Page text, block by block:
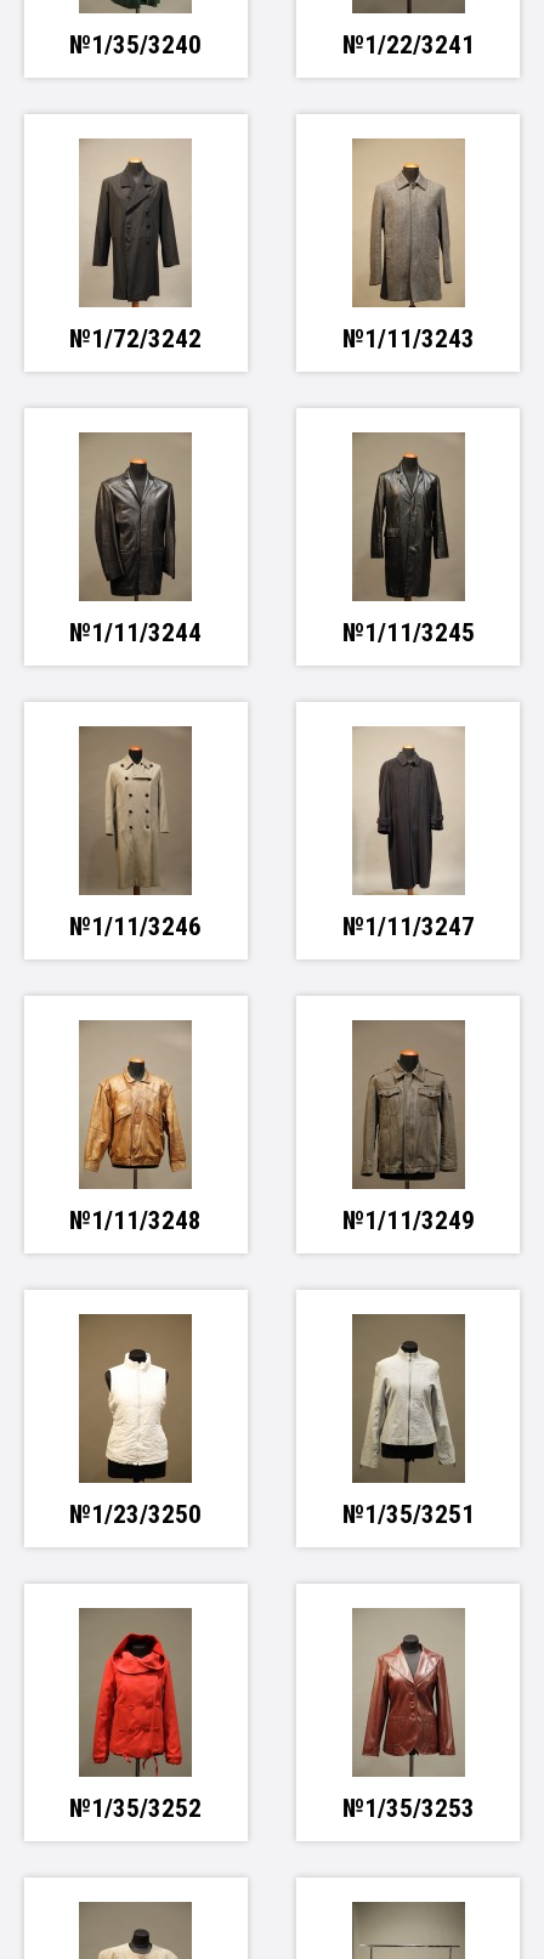
№1/35/3240 №1/22/3241
№1/72/3242 №1/11/3243
№1/11/3244 №1/11/3245
№1/11/3246 №1/11/3247
№1/11/3248 №1/11/3249
№1/23/3250 №1/35/3251
№1/35/3252 №1/35/3253